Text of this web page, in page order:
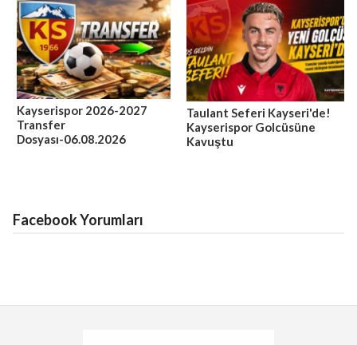
Kayserispor 2026-2027
Transfer
Dosyası-06.08.2026
Taulant Seferi Kayseri'de!
Kayserispor Golcüsüne
Kavuştu
Facebook Yorumları